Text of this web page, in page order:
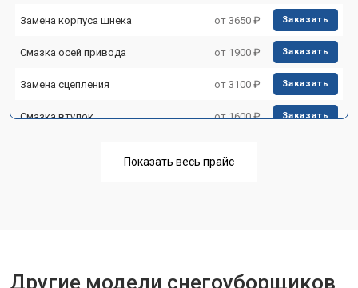
Замена корпуса шнека от 3650 ₽ Заказать
Смазка осей привода от 1900 ₽ Заказать
Замена сцепления от 3100 ₽ Заказать
Смазка втулок от 1600 ₽ Заказать
Замена кронштейна трансмиссии от 3350 ₽
Ремонт троса газа от 2750 ₽
Показать весь прайс
Другие модели снегоуборщиков